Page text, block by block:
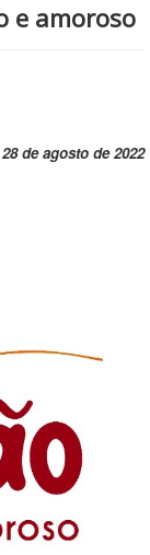
e amoroso
28 de agosto de 2022